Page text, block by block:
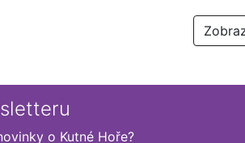
o Kutné Hoře?